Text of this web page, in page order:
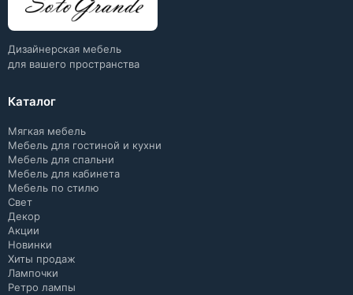
Дизайнерская мебель
для вашего пространства
Каталог
Мягкая мебель
Мебель для гостиной и кухни
Мебель для спальни
Мебель для кабинета
Мебель по стилю
Свет
Декор
Акции
Новинки
Хиты продаж
Лампочки
Ретро лампы